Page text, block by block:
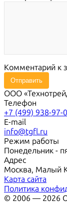
Комментарий к
Отправить
ООО
Телефон
+7 (499) 938-97-
E-mail
info@tgfl.ru
Режим работы
Понедельник -
Адрес
Москва, Малый
Карта сайта
Политика
© 2006 — 2026